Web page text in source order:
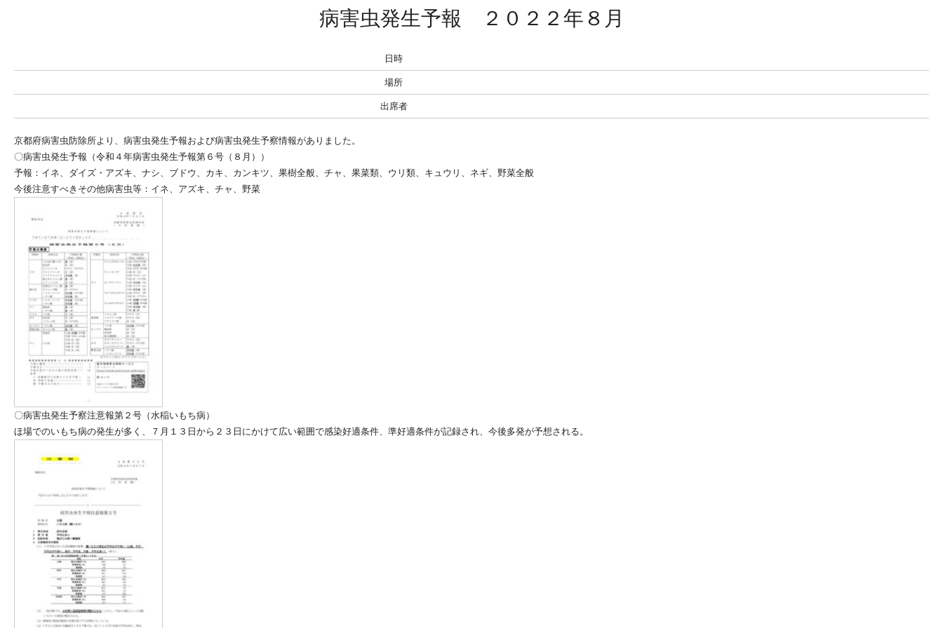
病害虫発生予報 ２０２２年８月
日時
場所
出席者
京都府病害虫防除所より、病害虫発生予報および病害虫発生予察情報がありました。
〇病害虫発生予報（令和４年病害虫発生予報第６号（８月））
予報：イネ、ダイズ・アズキ、ナシ、ブドウ、カキ、カンキツ、果樹全般、チャ、果菜類、ウリ類、キュウリ、ネギ、野菜全般
今後注意すべきその他病害虫等：イネ、アズキ、チャ、野菜
〇病害虫発生予察注意報第２号（水稲いもち病）
ほ場でのいもち病の発生が多く、７月１３日から２３日にかけて広い範囲で感染好適条件、準好適条件が記録され、今後多発が予想される。